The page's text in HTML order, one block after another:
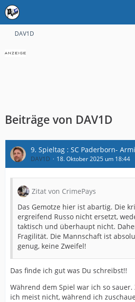
DAV1D
Beiträge von DAV1D
9. Spieltag : SC Paderborn-
DAV1D 18. Oktober 2025 um 18:44
Zitat von CrimePays
Das Gemotze hier ist abartig. Die
ergreifend Russo nicht ersetzt,
taktisch und überhaupt nicht.
Fragilität. Die Mannschaft ist
genug, keine Zweifel!
Das finde ich gut was Du schreibst!!
Während dem Spiel war ich so sauer.
ich meist nicht, während ich